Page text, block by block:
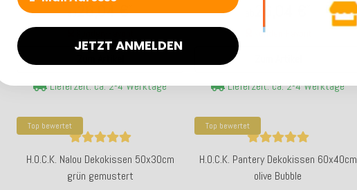
ab26,04 €
Lieferzeit: ca. 2-4 Werktage
Kunden-Favorit
Lieferzeit: ca. 2-4 Werktage
Top bewertet
H.O.C.K. Nalou Dekokissen 50x30cm
grün gemustert
Top bewertet
H.O.C.K. Pantery Dekokissen 60x40cm
olive Bubble
JETZT ANMELDEN